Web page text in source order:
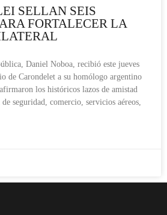
SELLAN SEIS
FORTALECER LA
Daniel Noboa, recibió este jueves
de Carondelet a su homólogo argentino
los históricos lazos de amistad
seguridad, comercio, servicios aéreos,